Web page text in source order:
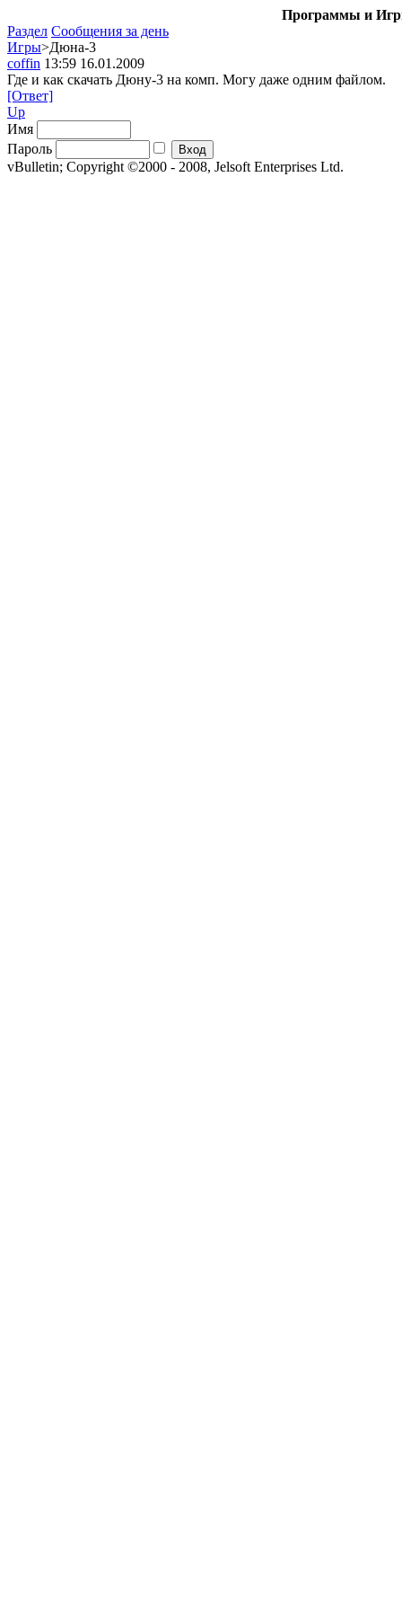
Программы и
Раздел Сообщения за день
Игры>Дюна-3
coffin 13:59 16.01.2009
Где и как скачать Дюну-3 на комп. Могу даже одним файлом.
[Ответ]
Up
Имя
Пароль
vBulletin; Copyright ©2000 - 2008, Jelsoft Enterprises Ltd.